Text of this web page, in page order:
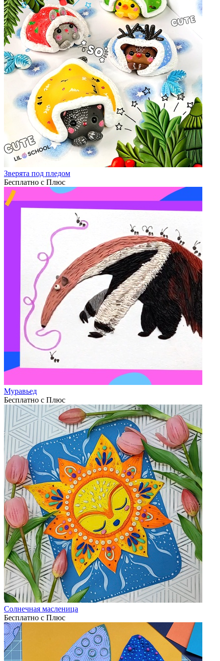
Зверята под пледом
Бесплатно с Плюс
Муравьед
Бесплатно с Плюс
Солнечная масленица
Бесплатно с Плюс